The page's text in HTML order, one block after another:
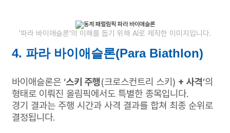
'파라 바이애슬론'의 이해를 돕기 위해 AI로 제작한 이미지입니다.
4. 파라 바이애슬론(Para Biathlon)
바이애슬론은 ‘스키 주행(크로스컨트리 스키) + 사격’의
형태로 이뤄진 올림픽에서도 특별한 종목입니다.
경기 결과는 주행 시간과 사격 결과를 합쳐 최종 순위로
결정됩니다.